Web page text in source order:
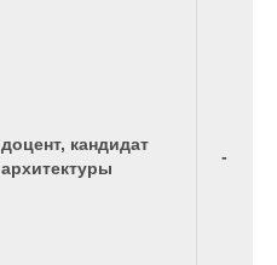
доцент, кандидат
архитектуры
-